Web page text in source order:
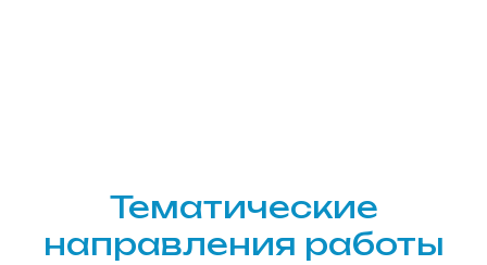
Тематические
направления работы